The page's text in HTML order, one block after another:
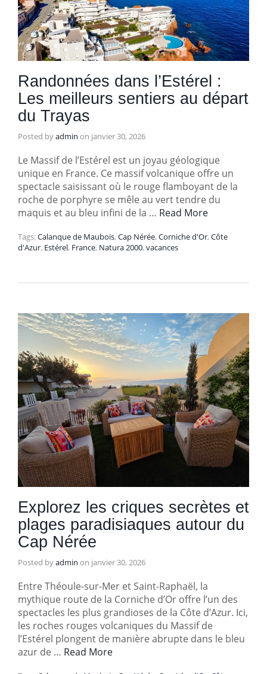
Randonnées dans l’Estérel :
Les meilleurs sentiers au départ
du Trayas
Posted byadmin on janvier 30, 2026
Le Massif de l’Estérel est un joyau géologique
unique en France. Ce massif volcanique offre un
spectacle saisissant où le rouge flamboyant de la
roche de porphyre se mêle au vert tendre du
maquis et au bleu infini de la … Read More
Tags:Calanque de Maubois, Cap Nérée, Corniche d'Or, Côte
d'Azur, Estérel, France, Natura 2000, vacances
Explorez les criques secrètes et
plages paradisiaques autour du
Cap Nérée
Posted byadmin on janvier 30, 2026
Entre Théoule-sur-Mer et Saint-Raphaël, la
mythique route de la Corniche d’Or offre l’un des
spectacles les plus grandioses de la Côte d’Azur. Ici,
les roches rouges volcaniques du Massif de
l’Estérel plongent de manière abrupte dans le bleu
azur de … Read More